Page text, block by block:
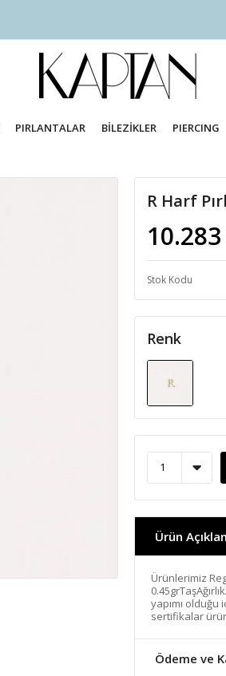
PIRLANTALAR BİLEZİKLER PIERCING
R Harf
Stok Kodu
Renk
Ürün
Ürünlerimiz
yapımı olduğu
sertifikalar
Ödeme ve